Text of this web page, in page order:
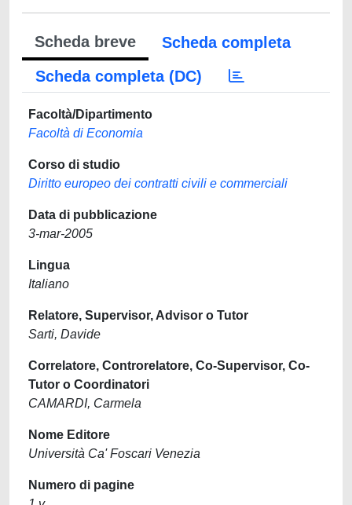
Scheda breve
Scheda completa
Scheda completa (DC)
Facoltà/Dipartimento
Facoltà di Economia
Corso di studio
Diritto europeo dei contratti civili e commerciali
Data di pubblicazione
3-mar-2005
Lingua
Italiano
Relatore, Supervisor, Advisor o Tutor
Sarti, Davide
Correlatore, Controrelatore, Co-Supervisor, Co-
Tutor o Coordinatori
CAMARDI, Carmela
Nome Editore
Università Ca' Foscari Venezia
Numero di pagine